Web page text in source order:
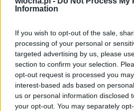
Information
If you wish to opt-out of the sale,
processing of your personal or
targeted advertising by us, please
section to confirm your selection.
opt-out request is processed you
interest-based ads based on
us or personal information disclosed
your opt-out. You may separately
D
Oskarek. Kto to jest "c**l"?
Odpowiedz
[ [Usunięty użytkownik]
Ja rozumiem wolność